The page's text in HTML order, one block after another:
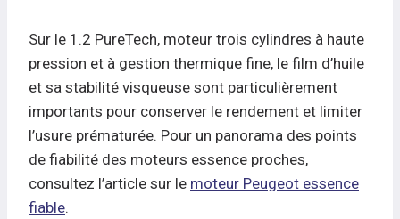
Sur le 1.2 PureTech, moteur trois cylindres à haute
pression et à gestion thermique fine, le film d’huile
et sa stabilité visqueuse sont particulièrement
importants pour conserver le rendement et limiter
l’usure prématurée. Pour un panorama des points
de fiabilité des moteurs essence proches,
consultez l’article sur le moteur Peugeot essence
fiable.